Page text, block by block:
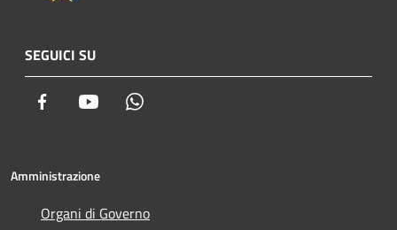
SEGUICI SU
Facebook Youtube
Amministrazione
Organi di Governo